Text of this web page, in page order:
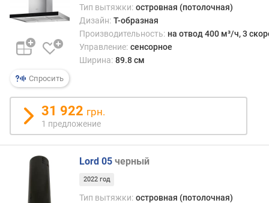
(
³
/
)
м
и
н
и
м
а
л
ь
Спросить
Тип вытяжки: островная (потолочная)
Дизайн: Т-образная
Производительность: на отвод 400 м³/ч, 3
Управление: сенсорное
Ширина: 89.8 см
31 922 грн.
1 предложение
Lord 05 черный
2022 год
Тип вытяжки: островная (потолочная)